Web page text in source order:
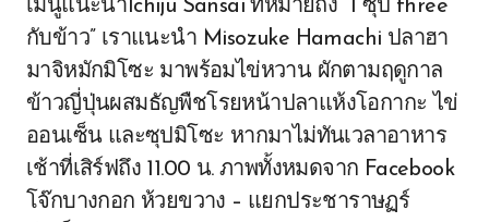
เมนูแนะนำIchiju Sansai ที่หมายถึง “1 ซุป three
กับข้าว” เราแนะนำ Misozuke Hamachi ปลาฮา
มาจิหมักมิโซะ มาพร้อมไข่หวาน ผักตามฤดูกาล
ข้าวญี่ปุ่นผสมธัญพืชโรยหน้าปลาแห้งโอกากะ ไข่
ออนเซ็น และซุปมิโซะ หากมาไม่ทันเวลาอาหาร
เช้าที่เสิร์ฟถึง 11.00 น. ภาพทั้งหมดจาก Facebook
โจ๊กบางกอก ห้วยขวาง – แยกประชาราษฏร์